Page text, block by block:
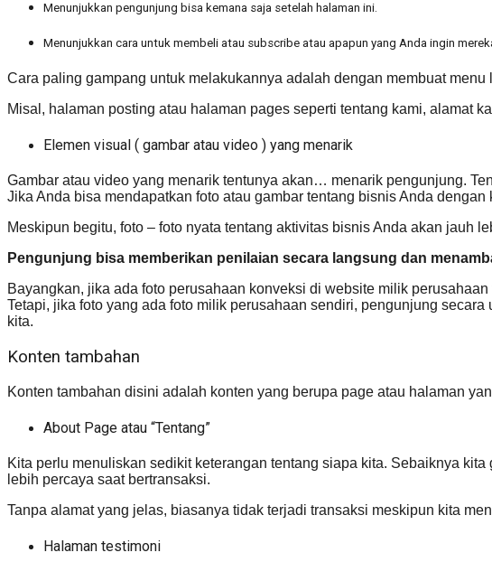
Menunjukkan pengunjung bisa kemana saja setelah halaman ini.
Menunjukkan cara untuk membeli atau subscribe atau apapun yang Anda ingin
Cara paling gampang untuk melakukannya adalah dengan membuat
Misal, halaman posting atau halaman pages seperti tentang kami, alamat
Elemen visual ( gambar atau video ) yang menarik
Gambar atau video yang menarik tentunya akan… menarik pengunjung.
Jika Anda bisa mendapatkan foto atau gambar tentang bisnis Anda
Meskipun begitu, foto – foto nyata tentang aktivitas bisnis Anda akan jauh
Pengunjung bisa memberikan penilaian secara langsung dan
Bayangkan, jika ada foto perusahaan konveksi di website milik
Tetapi, jika foto yang ada foto milik perusahaan sendiri, pengunjung
kita.
Konten tambahan
Konten tambahan disini adalah konten yang berupa page atau halaman
About Page atau “Tentang”
Kita perlu menuliskan sedikit keterangan tentang siapa kita. Sebaiknya
lebih percaya saat bertransaksi.
Tanpa alamat yang jelas, biasanya tidak terjadi transaksi meskipun kita
Halaman testimoni